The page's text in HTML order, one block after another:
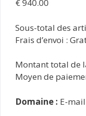
€ 940.00
Sous-total des
Frais d’envoi :
Montant total de
Moyen de
Domaine : E-mail